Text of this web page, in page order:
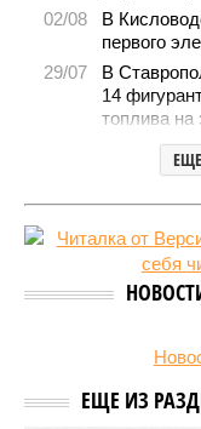
02/08
В
первого
29/07
В
14
топлива на
Продажи
СКФО
28/07
на
на
обороту
ЕЩЕ ИЗ